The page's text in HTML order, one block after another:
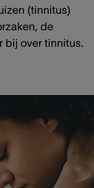
(tinnitus)
de
bij over tinnitus.